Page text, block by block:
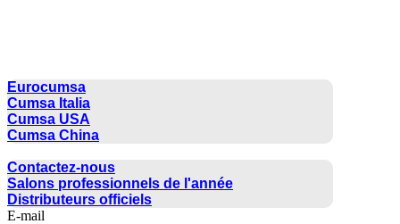
Eurocumsa
Cumsa Italia
Cumsa USA
Cumsa China
Contactez-nous
Salons professionnels de l'année
Distributeurs officiels
E-mail